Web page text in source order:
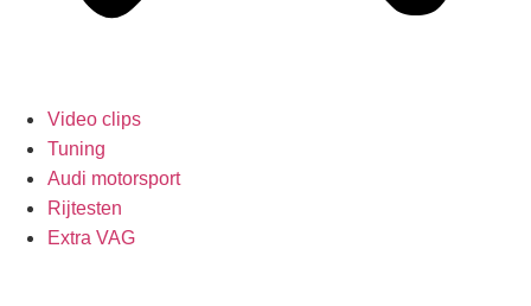
Video clips
Tuning
Audi motorsport
Rijtesten
Extra VAG